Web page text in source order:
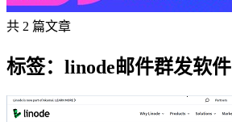
共 2 篇文章
标签：linode邮件群发软件